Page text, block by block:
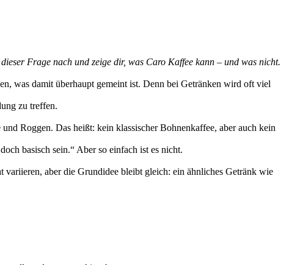
Frage nach und zeige dir, was Caro Kaffee kann – und was nicht.
was damit überhaupt gemeint ist. Denn bei Getränken wird oft viel
zu treffen.
Roggen. Das heißt: kein klassischer Bohnenkaffee, aber auch kein
basisch sein.“ Aber so einfach ist es nicht.
aber die Grundidee bleibt gleich: ein ähnliches Getränk wie